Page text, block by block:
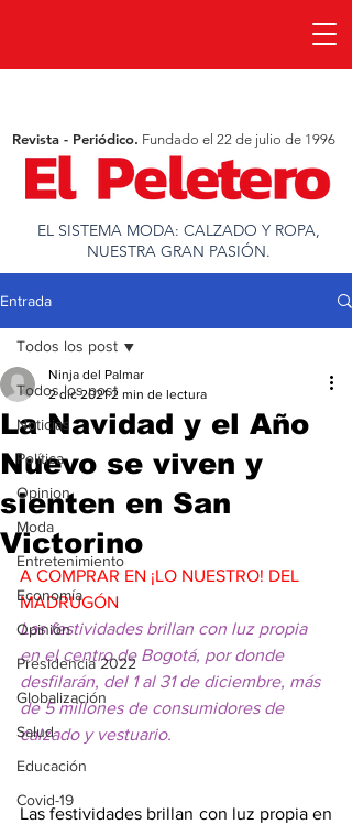
EL SISTEMA MODA: CALZADO Y ROPA,
NUESTRA GRAN PASIÓN.
Revista - Periódico. Fundado el 22 de julio de 1996
Entrada
Todos los post
Noticias
Política
Opinion
Moda
Entretenimiento
Economía
Opinión
Presidencia 2022
Globalización
Salud
Educación
Covid-19
Todos los post
La Navidad y el Año
Nuevo se viven y
sienten en San
Victorino
Ninja del Palmar
2 dic 2021 2 min de lectura
A COMPRAR EN ¡LO NUESTRO! DEL
MADRUGÓN
Las festividades brillan con luz propia
en el centro de Bogotá, por donde
desfilarán, del 1 al 31 de diciembre, más
de 5 millones de consumidores de
calzado y vestuario.
Las festividades brillan con luz propia en